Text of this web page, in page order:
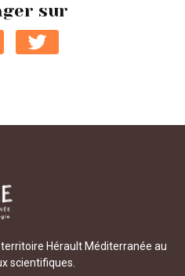
sur
territoire Hérault Méditerranée au
scientifiques.